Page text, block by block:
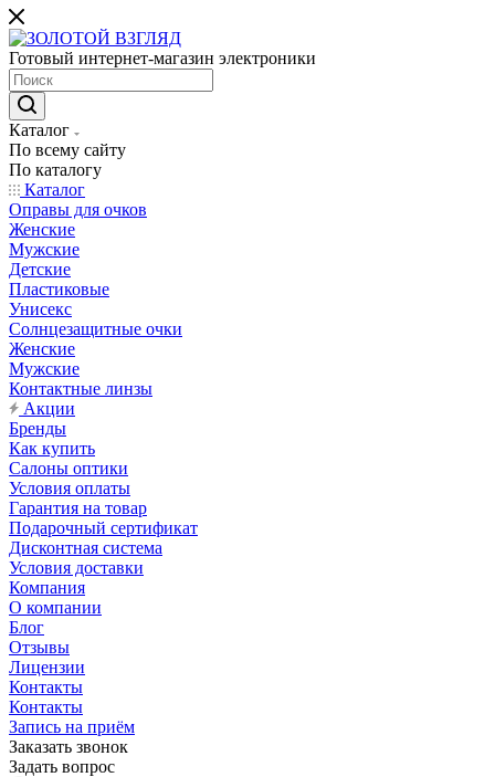
Готовый интернет-магазин электроники
Каталог
По всему сайту
По каталогу
Каталог
Оправы для очков
Женские
Мужские
Детские
Пластиковые
Унисекс
Солнцезащитные очки
Женские
Мужские
Контактные линзы
Акции
Бренды
Как купить
Салоны оптики
Условия оплаты
Гарантия на товар
Подарочный сертификат
Дисконтная система
Условия доставки
Компания
О компании
Блог
Отзывы
Лицензии
Контакты
Контакты
Запись на приём
Заказать звонок
Задать вопрос